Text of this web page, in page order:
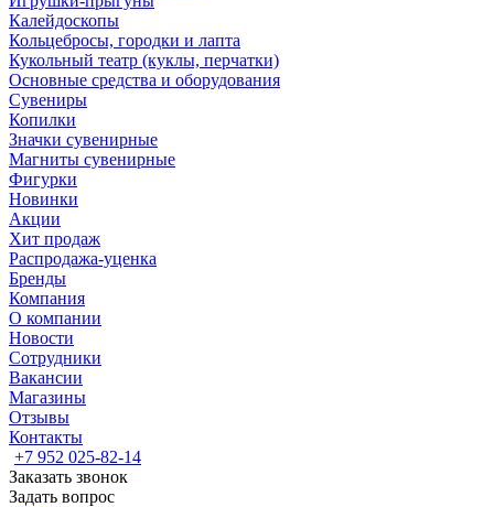
Калейдоскопы
Кольцебросы, городки и лапта
Кукольный театр (куклы, перчатки)
Основные средства и оборудования
Сувениры
Копилки
Значки сувенирные
Магниты сувенирные
Фигурки
Новинки
Акции
Хит продаж
Распродажа-уценка
Бренды
Компания
О компании
Новости
Сотрудники
Вакансии
Магазины
Отзывы
Контакты
+7 952 025-82-14
Заказать звонок
Задать вопрос